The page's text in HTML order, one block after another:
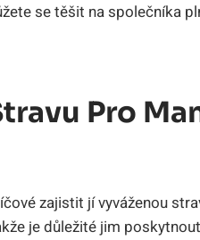
se těšit na společníka
Pro
zajistit jí vyváženou
je důležité jim